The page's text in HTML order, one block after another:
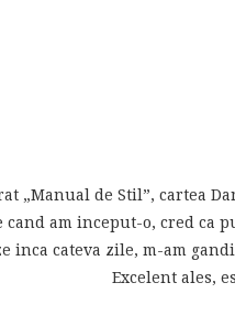
„Manual de Stil”, cartea
cand am inceput-o, cred ca
inca cateva zile, m-am
Excelent ales,